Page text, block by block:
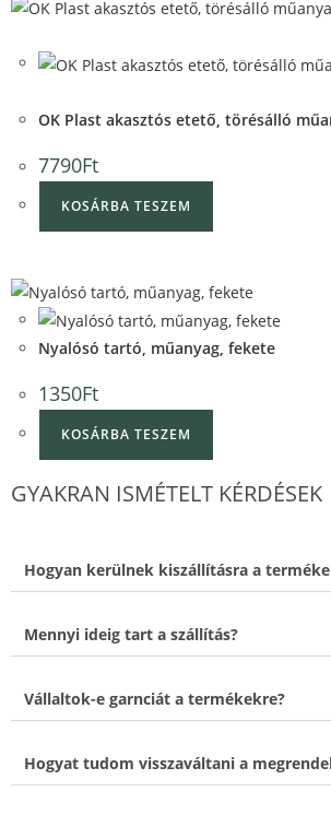
OK Plast akasztós etető, törésálló
7790Ft
KOSÁRBA TESZEM
Nyalósó tartó, műanyag, fekete
1350Ft
KOSÁRBA TESZEM
GYAKRAN ISMÉTELT KÉRDÉSEK
Hogyan kerülnek kiszállításra a
Mennyi ideig tart a szállítás?
Vállaltok-e garnciát a termékekre?
Hogyat tudom visszaváltani a